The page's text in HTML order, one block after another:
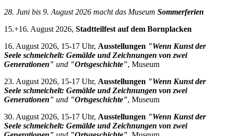
28. Juni bis 9. August 2026 macht das Museum Sommerferien
15.+16. August 2026, Stadtteilfest auf dem Bornplacken
16. August 2026, 15-17 Uhr, Ausstellungen "Wenn Kunst der
Seele schmeichelt: Gemälde und Zeichnungen von zwei
Generationen" und "Ortsgeschichte", Museum
23. August 2026, 15-17 Uhr, Ausstellungen "Wenn Kunst der
Seele schmeichelt: Gemälde und Zeichnungen von zwei
Generationen" und "Ortsgeschichte", Museum
30. August 2026, 15-17 Uhr, Ausstellungen "Wenn Kunst der
Seele schmeichelt: Gemälde und Zeichnungen von zwei